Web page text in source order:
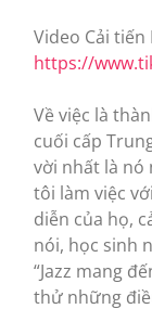
Video Cải tiến
https://
Về việc là
cuối cấp
vời nhất là nó
tôi làm việc
diễn của họ,
nói, học sinh
“Jazz mang
thử những